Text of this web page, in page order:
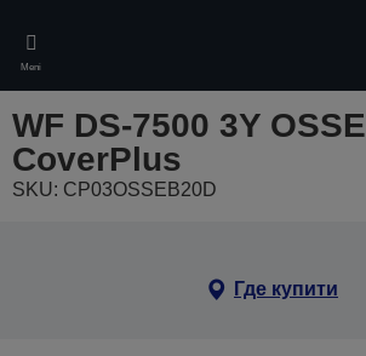
main
content
Meni
WF DS-7500 3Y OSSE
CoverPlus
SKU: CP03OSSEB20D
Где купити